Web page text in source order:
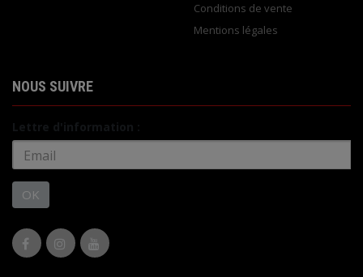
Conditions de vente
Mentions légales
NOUS SUIVRE
Lettre d'information :
OK